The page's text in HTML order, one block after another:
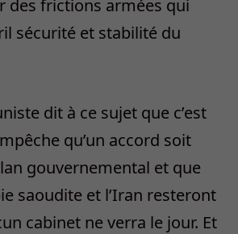
des frictions armées qui
sécurité et stabilité du
dit à ce sujet que c’est
qu’un accord soit
gouvernemental et que
saoudite et l’Iran resteront
cabinet ne verra le jour. Et